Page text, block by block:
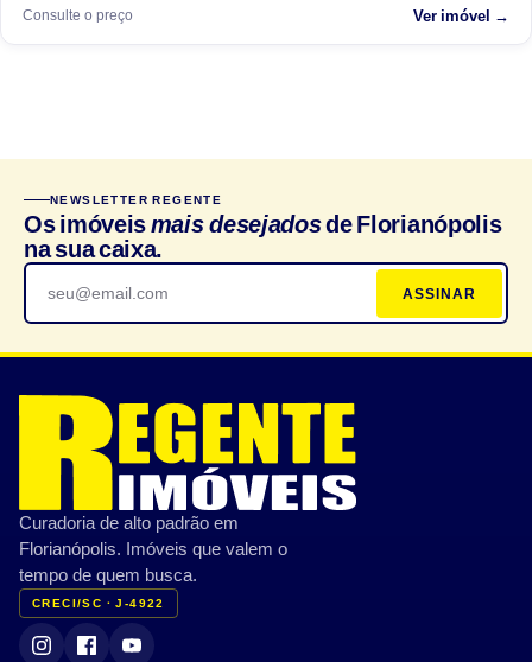
Consulte o preço Ver imóvel →
NEWSLETTER REGENTE
Os imóveismais desejadosde Florianópolis
na sua caixa.
ASSINAR
Curadoria de alto padrão em
Florianópolis. Imóveis que valem o
tempo de quem busca.
CRECI/SC · J-4922